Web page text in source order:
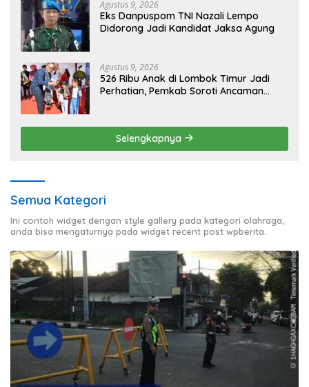
Agustus 9, 2026
Eks Danpuspom TNI Nazali Lempo
Didorong Jadi Kandidat Jaksa Agung
Agustus 9, 2026
526 Ribu Anak di Lombok Timur Jadi
Perhatian, Pemkab Soroti Ancaman
Selengkapnya
Semua Kategori
Ini contoh widget dengan style gallery pada kategori olahraga,
anda bisa mengaturnya pada widget recent post wpberita.